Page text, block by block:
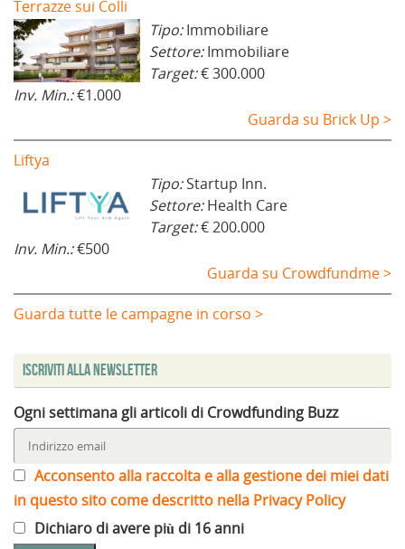
Terrazze sui Colli
Tipo:Immobiliare
Settore:Immobiliare
Target:€ 300.000
Inv. Min.:€1.000
Guarda su Brick Up >
Liftya
Tipo:Startup Inn.
Settore:Health Care
Target:€ 200.000
Inv. Min.:€500
Guarda su Crowdfundme >
Guarda tutte le campagne in corso >
Iscriviti alla Newsletter
Ogni settimana gli articoli di Crowdfunding Buzz
Acconsento alla raccolta e alla gestione dei miei dati
in questo sito come descritto nella Privacy Policy
Dichiaro di avere più di 16 anni